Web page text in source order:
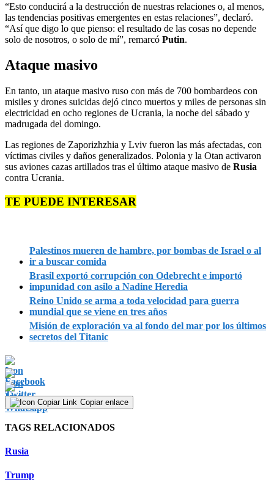
“Esto conducirá a la destrucción de nuestras relaciones o, al menos,
las tendencias positivas emergentes en estas relaciones”, declaró.
“Así que digo lo que pienso: el resultado de las cosas no depende
solo de nosotros, o solo de mí”, remarcó Putin.
Ataque masivo
En tanto, un ataque masivo ruso con más de 700 bombardeos con
misiles y drones suicidas dejó cinco muertos y miles de personas sin
electricidad en ocho regiones de Ucrania, la noche del sábado y
madrugada del domingo.
Las regiones de Zaporizhzhia y Lviv fueron las más afectadas, con
víctimas civiles y daños generalizados. Polonia y la Otan activaron
sus aviones cazas artillados tras el último ataque masivo de Rusia
contra Ucrania.
TE PUEDE INTERESAR
Palestinos mueren de hambre, por bombas de Israel o al
ir a buscar comida
Brasil exportó corrupción con Odebrecht e importó
impunidad con asilo a Nadine Heredia
Reino Unido se arma a toda velocidad para guerra
mundial que se viene en tres años
Misión de exploración va al fondo del mar por los últimos
secretos del Titanic
Copiar enlace
TAGS RELACIONADOS
Rusia
Trump